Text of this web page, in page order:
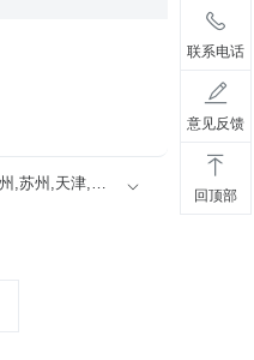
限送100多个主要城市的市区及近郊：北京,上海,深圳,广州,成都,武汉,南京,杭州,苏州,天津,西安,长沙,东莞,厦门,佛山,沈阳,合肥,重庆,大连,郑州,青岛,太原,无锡,石家庄,济南,宁波,哈尔滨,乌鲁木齐,贵阳,昆明,福州,长春,南昌,兰州,珠海,南宁,中山,常州,金华,邯郸,泉州,海口,嘉兴,南通,呼和浩特,廊坊,唐山,温州,徐州,绵阳,烟台,襄阳,保定,潍坊,镇江,衡阳,包头,赣州,扬州,清远,荆州,莆田,汉中,洛阳,湛江,九江,鞍山,大庆,秦皇岛,张家口,桂林,吉林,淄博,蚌埠,柳州,遵义,邢台,宜春,漳州,三亚,宜宾,东营,临沂,德州,开封,大同,龙岩,齐齐哈尔,连云港,新乡,黄冈,焦作,十堰,驻马店,信阳,牡丹江,黄石,宝鸡,丹东,阜阳,北海,聊城,锦州,许昌,内江,萍乡,安庆,承德,商丘,盘锦,乐山,沧州,河源,营口,平顶山,临汾,韶关,日照,新余,晋城,松原,淮北,淮南,晋中,潮州,滨州,自贡,六安,株州,濮阳,常熟,晋江,顺德,江阴,吴江,昆山,义乌,惠阳,银川,温江,燕郊,新都,涿州,南沙,宜兴,即墨,海安县,都江堰,增城,仙桃,菏泽
联系电话
意见反馈
回顶部